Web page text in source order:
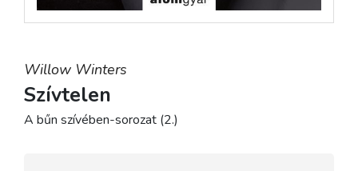
Willow Winters
Szívtelen
A bűn szívében-sorozat (2.)